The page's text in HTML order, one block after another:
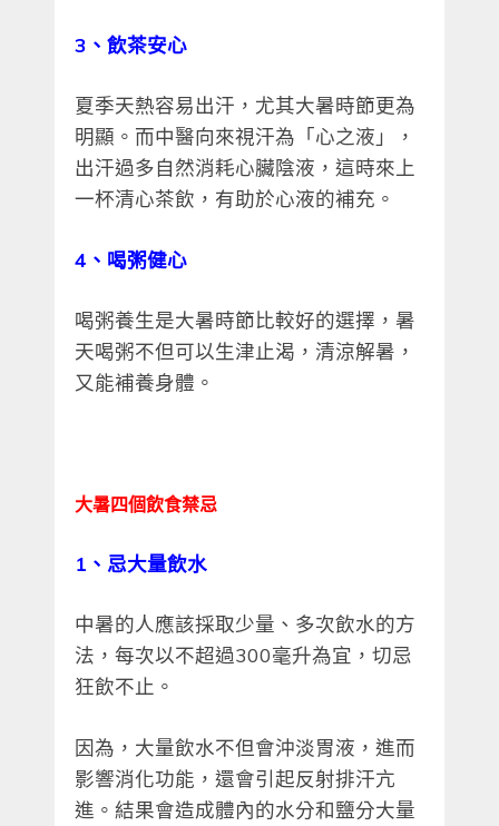
3 、飲茶安心
夏季天熱容易出汗，尤其大暑時節更為
明顯。而中醫向來視汗為「心之液」，
出汗過多自然消耗心臟陰液，這時來上
一杯清心茶飲，有助於心液的補充。
4 、喝粥健心
喝粥養生是大暑時節比較好的選擇，暑
天喝粥不但可以生津止渴，清涼解暑，
又能補養身體。
大暑四個飲食禁忌
1 、忌大量飲水
中暑的人應該採取少量、多次飲水的方
法，每次以不超過300毫升為宜，切忌
狂飲不止。
因為，大量飲水不但會沖淡胃液，進而
影響消化功能，還會引起反射排汗亢
進。結果會造成體內的水分和鹽分大量